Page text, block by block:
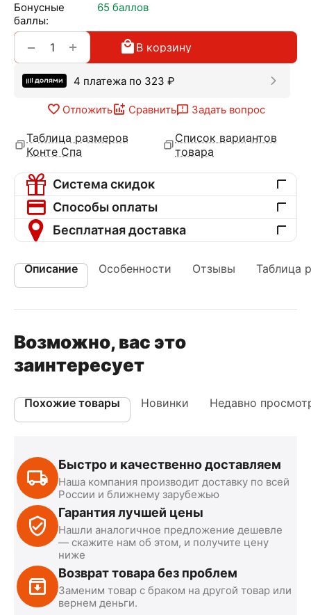
Бонусные
баллы:
65 баллов
+
− В корзину
4 платежа по 323 ₽
Отложить Сравнить Задать вопрос
Таблица размеров
Конте Спа
Список вариантов
товара
Система скидок
Способы оплаты
Бесплатная доставка
Описание Особенности Отзывы Таблица
Возможно, вас это
заинтересует
Похожие товары Новинки Недавно
Быстро и качественно доставляем
Наша компания производит доставку по всей
России и ближнему зарубежью
Гарантия лучшей цены
Нашли аналогичное предложение дешевле
— скажите нам об этом, и получите цену
ниже
Возврат товара без проблем
Заменим товар с браком на другой товар или
вернем деньги.